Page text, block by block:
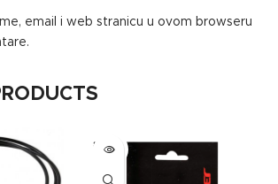
email i web stranicu u ovom browseru
SOLD
OUT